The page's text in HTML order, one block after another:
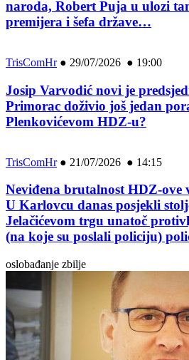
naroda, Robert Puja u ulozi
premijera i šefa države…
TrisComHr● 29/07/2026 ● 19:00
Josip Varvodić novi je
Primorac doživio još jedan
Plenkovićevom HDZ-u?
TrisComHr● 21/07/2026 ● 14:15
Neviđena brutalnost HDZ-ove
U Karlovcu danas posjekli
Jelačićevom trgu unatoč
(na koje su poslali policiju)
oslobađanje zbilje